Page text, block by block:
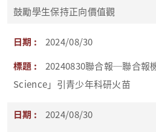
鼓勵學生保持正向價值觀
2024/08/30
20240830聯合報─聯合報
Science」引青少年科研火苗
2024/08/30